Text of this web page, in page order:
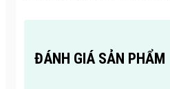
ĐÁNH GIÁ SẢN PHẨM